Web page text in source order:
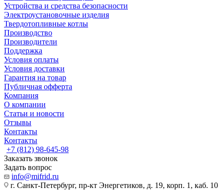
Устройства и средства безопасности
Электроустановочные изделия
Твердотопливные котлы
Производство
Производители
Поддержка
Условия оплаты
Условия доставки
Гарантия на товар
Публичная офферта
Компания
О компании
Статьи и новости
Отзывы
Контакты
Контакты
+7 (812) 98-645-98
Заказать звонок
Задать вопрос
info@mifrid.ru
г. Санкт-Петербург, пр-кт Энергетиков, д. 19, корп. 1, каб. 10